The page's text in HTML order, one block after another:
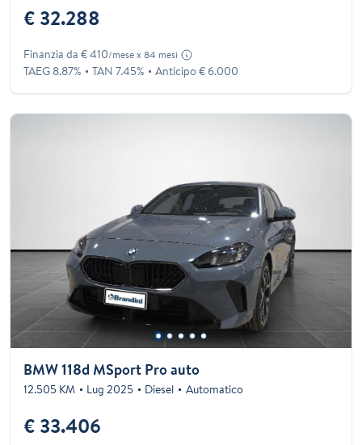
€ 32.288
Finanzia da € 410/mese x 84 mesi
TAEG 8.87% TAN 7.45% Anticipo € 6.000
BMW 118d MSport Pro auto
12.505 KM Lug 2025 Diesel Automatico
€ 33.406